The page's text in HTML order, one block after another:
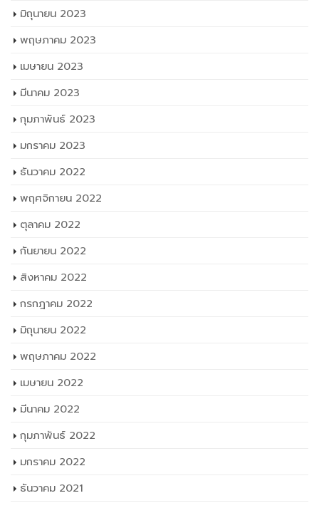
ธันวาคม 2022
พฤศจิกายน 2022
ตุลาคม 2022
กันยายน 2022
สิงหาคม 2022
กรกฎาคม 2022
มิถุนายน 2022
พฤษภาคม 2022
เมษายน 2022
มีนาคม 2022
กุมภาพันธ์ 2022
มกราคม 2022
ธันวาคม 2021
พฤศจิกายน 2021
ตุลาคม 2021
กันยายน 2021
สิงหาคม 2021
กรกฎาคม 2021
มิถุนายน 2021